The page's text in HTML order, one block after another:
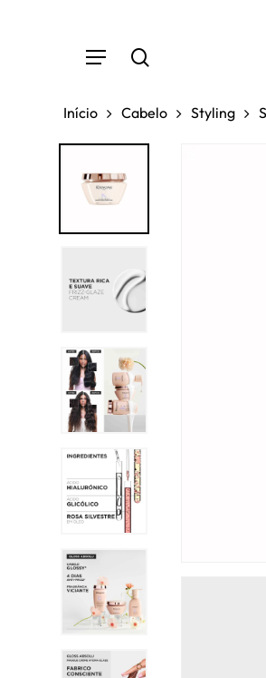
search
Menu
Início Cabelo Styling